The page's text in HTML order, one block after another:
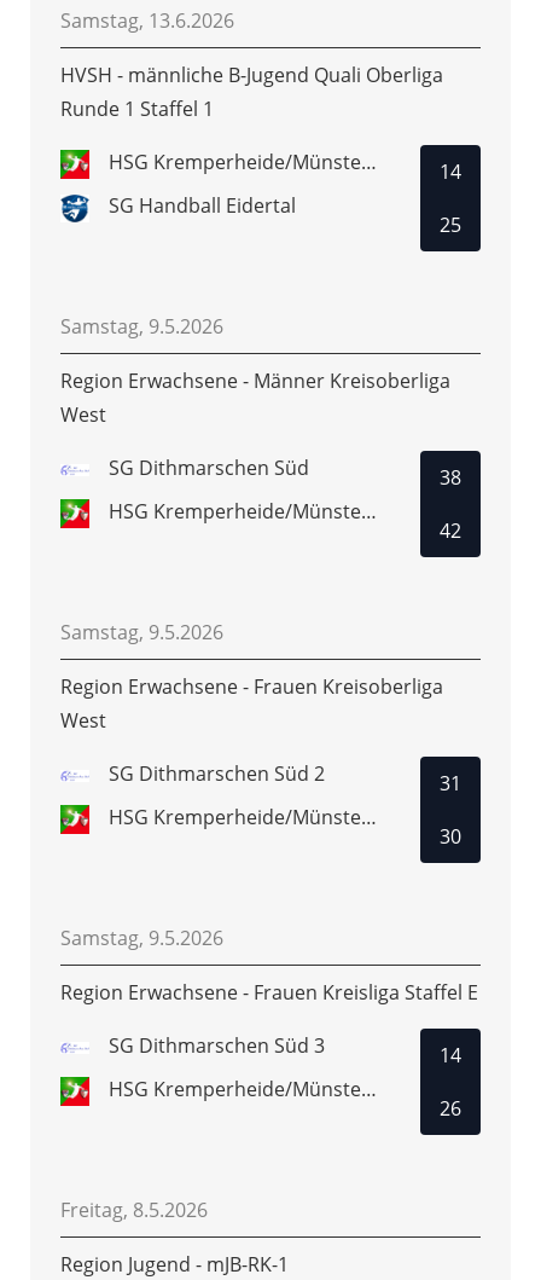
Samstag, 13.6.2026
HVSH - männliche B-Jugend Quali Oberliga
Runde 1 Staffel 1
HSG Kremperheide/Münsterdorf
SG Handball Eidertal
14
25
Samstag, 9.5.2026
Region Erwachsene - Männer Kreisoberliga
West
SG Dithmarschen Süd
HSG Kremperheide/Münsterdorf 2
38
42
Samstag, 9.5.2026
Region Erwachsene - Frauen Kreisoberliga
West
SG Dithmarschen Süd 2
HSG Kremperheide/Münsterdorf 2
31
30
Samstag, 9.5.2026
Region Erwachsene - Frauen Kreisliga Staffel E
SG Dithmarschen Süd 3
HSG Kremperheide/Münsterdorf 3
14
26
Freitag, 8.5.2026
Region Jugend - mJB-RK-1